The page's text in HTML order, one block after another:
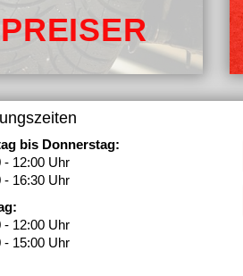
bis Donnerstag:
- 12:00 Uhr
- 16:30 Uhr
- 12:00 Uhr
- 15:00 Uhr